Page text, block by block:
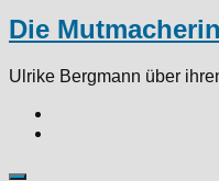
Die Mutmacherin
Ulrike Bergmann über